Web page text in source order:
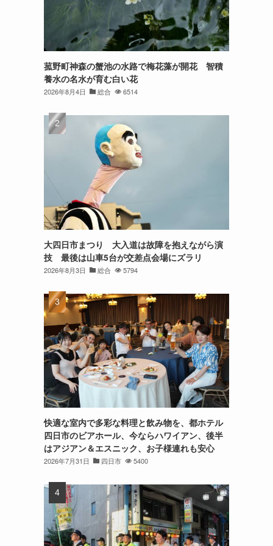
菰野町神森の蟹池の水路で梅花藻が開花 智積
養水の名水が育む白い花
2026年8月4日 総合 6514
大四日市まつり 大入道は故障を抱えながら演
技 最後は山車5台が交差点会場にズラリ
2026年8月3日 総合 5794
快適な室内で多彩な料理と飲み物を、都ホテル
四日市のビアホール、今ならハワイアン、後半
はアジアン＆エスニック、お子様連れも安心
2026年7月31日 四日市 5400